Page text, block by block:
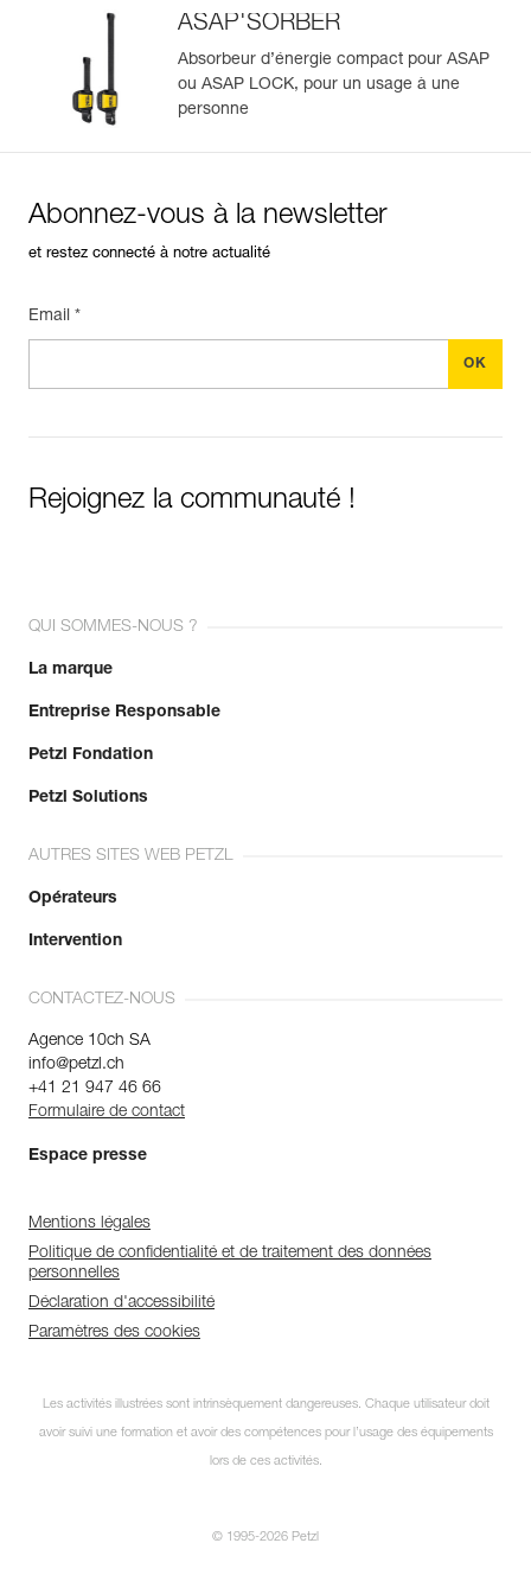
existantes.
Voir l'historique d'un produit à partir de sa date de
ASAP'SORBER
Absorbeur d’énergie compact pour ASAP
ou ASAP LOCK, pour un usage à une
personne
Abonnez-vous à la newsletter
et restez connecté à notre actualité
Email *
Rejoignez la communauté !
QUI SOMMES-NOUS ?
La marque
Entreprise Responsable
Petzl Fondation
Petzl Solutions
AUTRES SITES WEB PETZL
Opérateurs
Intervention
CONTACTEZ-NOUS
Agence 10ch SA
info@petzl.ch
+41 21 947 46 66
Formulaire de contact
Espace presse
Mentions légales
Politique de confidentialité et de traitement des données
personnelles
Déclaration d'accessibilité
Paramètres des cookies
Les activités illustrées sont intrinsèquement dangereuses. Chaque utilisateur doit
avoir suivi une formation et avoir des compétences pour l’usage des équipements
lors de ces activités.
© 1995-2026 Petzl